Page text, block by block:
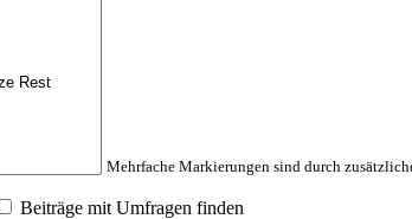
Mehrfache Markierungen sind durch
Beiträge mit Umfragen finden